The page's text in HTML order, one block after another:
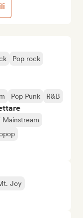
Pop rock
Pop Punk R&B
Joy